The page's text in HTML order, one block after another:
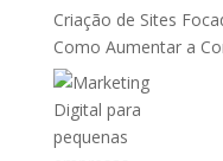
Criação de Sites
Como Aumentar a